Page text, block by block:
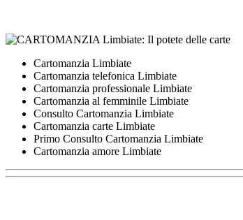
Cartomanzia Limbiate
Cartomanzia telefonica Limbiate
Cartomanzia professionale Limbiate
Cartomanzia al femminile Limbiate
Consulto Cartomanzia Limbiate
Cartomanzia carte Limbiate
Primo Consulto Cartomanzia Limbiate
Cartomanzia amore Limbiate